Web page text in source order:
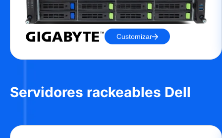
Customizar
Servidores rackeables Dell